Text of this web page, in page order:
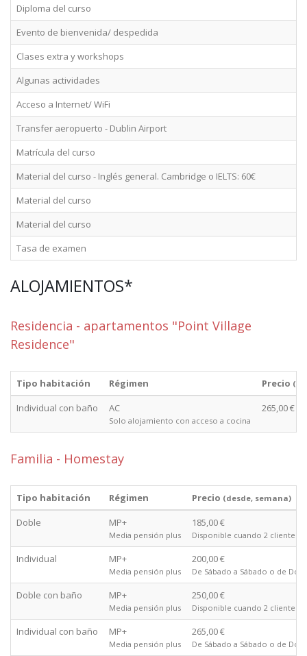
Diploma del curso
Evento de bienvenida/ despedida
Clases extra y workshops
Algunas actividades
Acceso a Internet/ WiFi
Transfer aeropuerto - Dublin Airport
Matrícula del curso
Material del curso - Inglés general. Cambridge o IELTS: 60€
Material del curso
Material del curso
Tasa de examen
ALOJAMIENTOS*
Residencia - apartamentos "Point Village
Residence"
Tipo habitación Régimen Precio
Individual con baño AC
Solo alojamiento con acceso a cocina
265,00 €
Familia - Homestay
Tipo habitación Régimen Precio (desde, semana)
Doble MP+
Media pensión plus
185,00 €
Disponible cuando 2 clientes
Individual MP+
Media pensión plus
200,00 €
De Sábado a Sábado o de
Doble con baño MP+
Media pensión plus
250,00 €
Disponible cuando 2 clientes
Individual con baño MP+
Media pensión plus
265,00 €
De Sábado a Sábado o de